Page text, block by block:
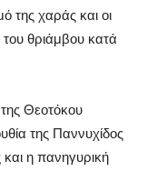
της χαράς και οι
θριάμβου κατά
Θεοτόκου
της Παννυχίδος
η πανηγυρική